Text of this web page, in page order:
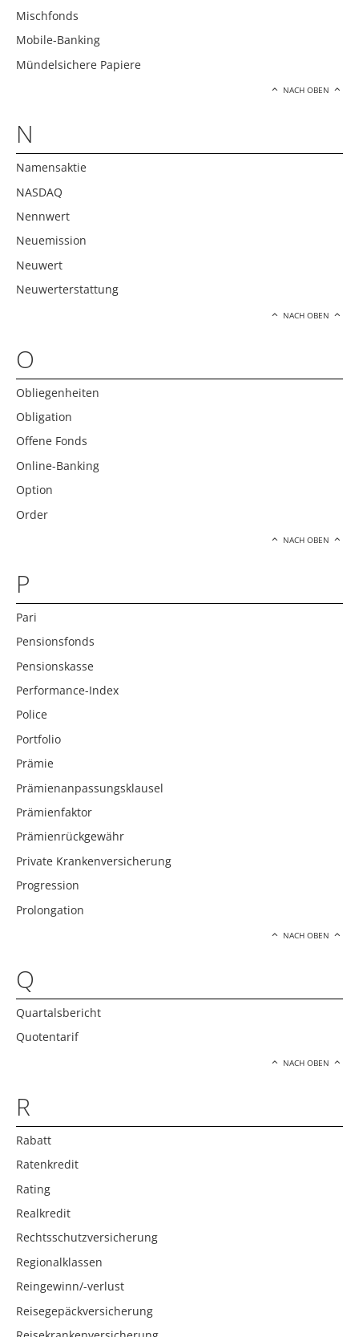
Mischfonds
Mobile-Banking
Mündelsichere Papiere
NACH OBEN
N
Namensaktie
NASDAQ
Nennwert
Neuemission
Neuwert
Neuwerterstattung
NACH OBEN
O
Obliegenheiten
Obligation
Offene Fonds
Online-Banking
Option
Order
NACH OBEN
P
Pari
Pensionsfonds
Pensionskasse
Performance-Index
Police
Portfolio
Prämie
Prämienanpassungsklausel
Prämienfaktor
Prämienrückgewähr
Private Krankenversicherung
Progression
Prolongation
NACH OBEN
Q
Quartalsbericht
Quotentarif
NACH OBEN
R
Rabatt
Ratenkredit
Rating
Realkredit
Rechtsschutzversicherung
Regionalklassen
Reingewinn/-verlust
Reisegepäckversicherung